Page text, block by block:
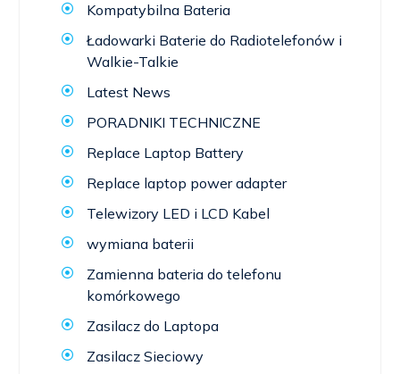
Kompatybilna Bateria
Ładowarki Baterie do Radiotelefonów i
Walkie-Talkie
Latest News
PORADNIKI TECHNICZNE
Replace Laptop Battery
Replace laptop power adapter
Telewizory LED i LCD Kabel
wymiana baterii
Zamienna bateria do telefonu
komórkowego
Zasilacz do Laptopa
Zasilacz Sieciowy